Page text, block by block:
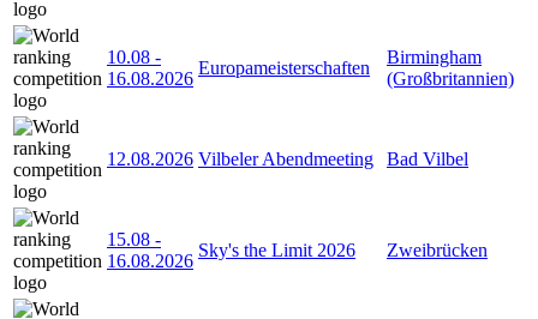
10.08 -
16.08.2026
Europameisterschaften
Birmingham
(Großbritannien)
12.08.2026 Vilbeler Abendmeeting Bad Vilbel
15.08 -
16.08.2026
Sky's the Limit 2026 Zweibrücken